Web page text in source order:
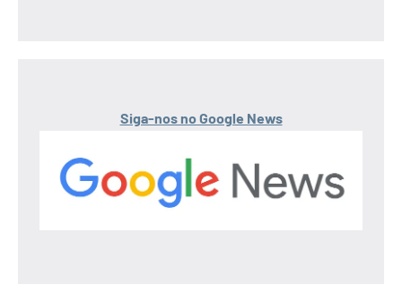
Siga-nos no Google News